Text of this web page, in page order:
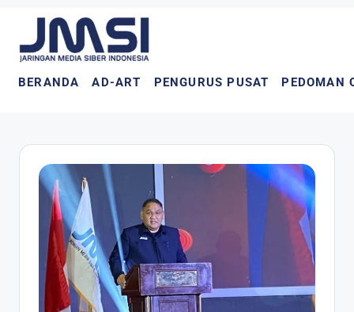
BERANDA AD-ART PENGURUS PUSAT PEDOMAN